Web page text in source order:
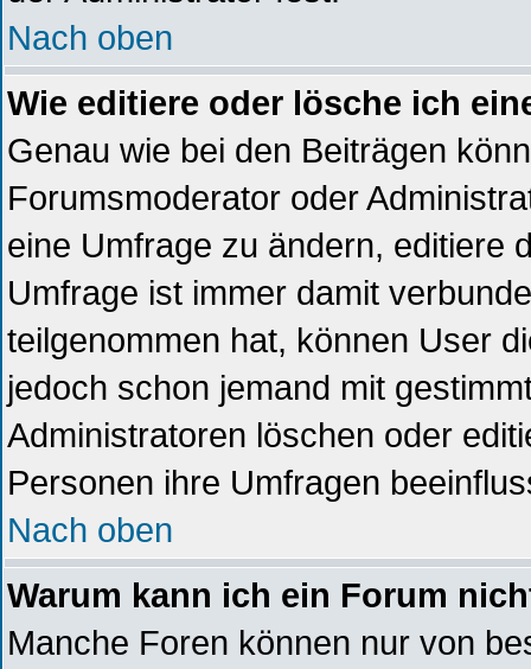
Nach oben
Wie editiere oder lösche ich
Genau wie bei den Beiträgen
Forumsmoderator oder
eine Umfrage zu ändern, editiere
Umfrage ist immer damit
teilgenommen hat, können User
jedoch schon jemand mit
Administratoren löschen oder
Personen ihre Umfragen
Nach oben
Warum kann ich ein Forum
Manche Foren können nur von